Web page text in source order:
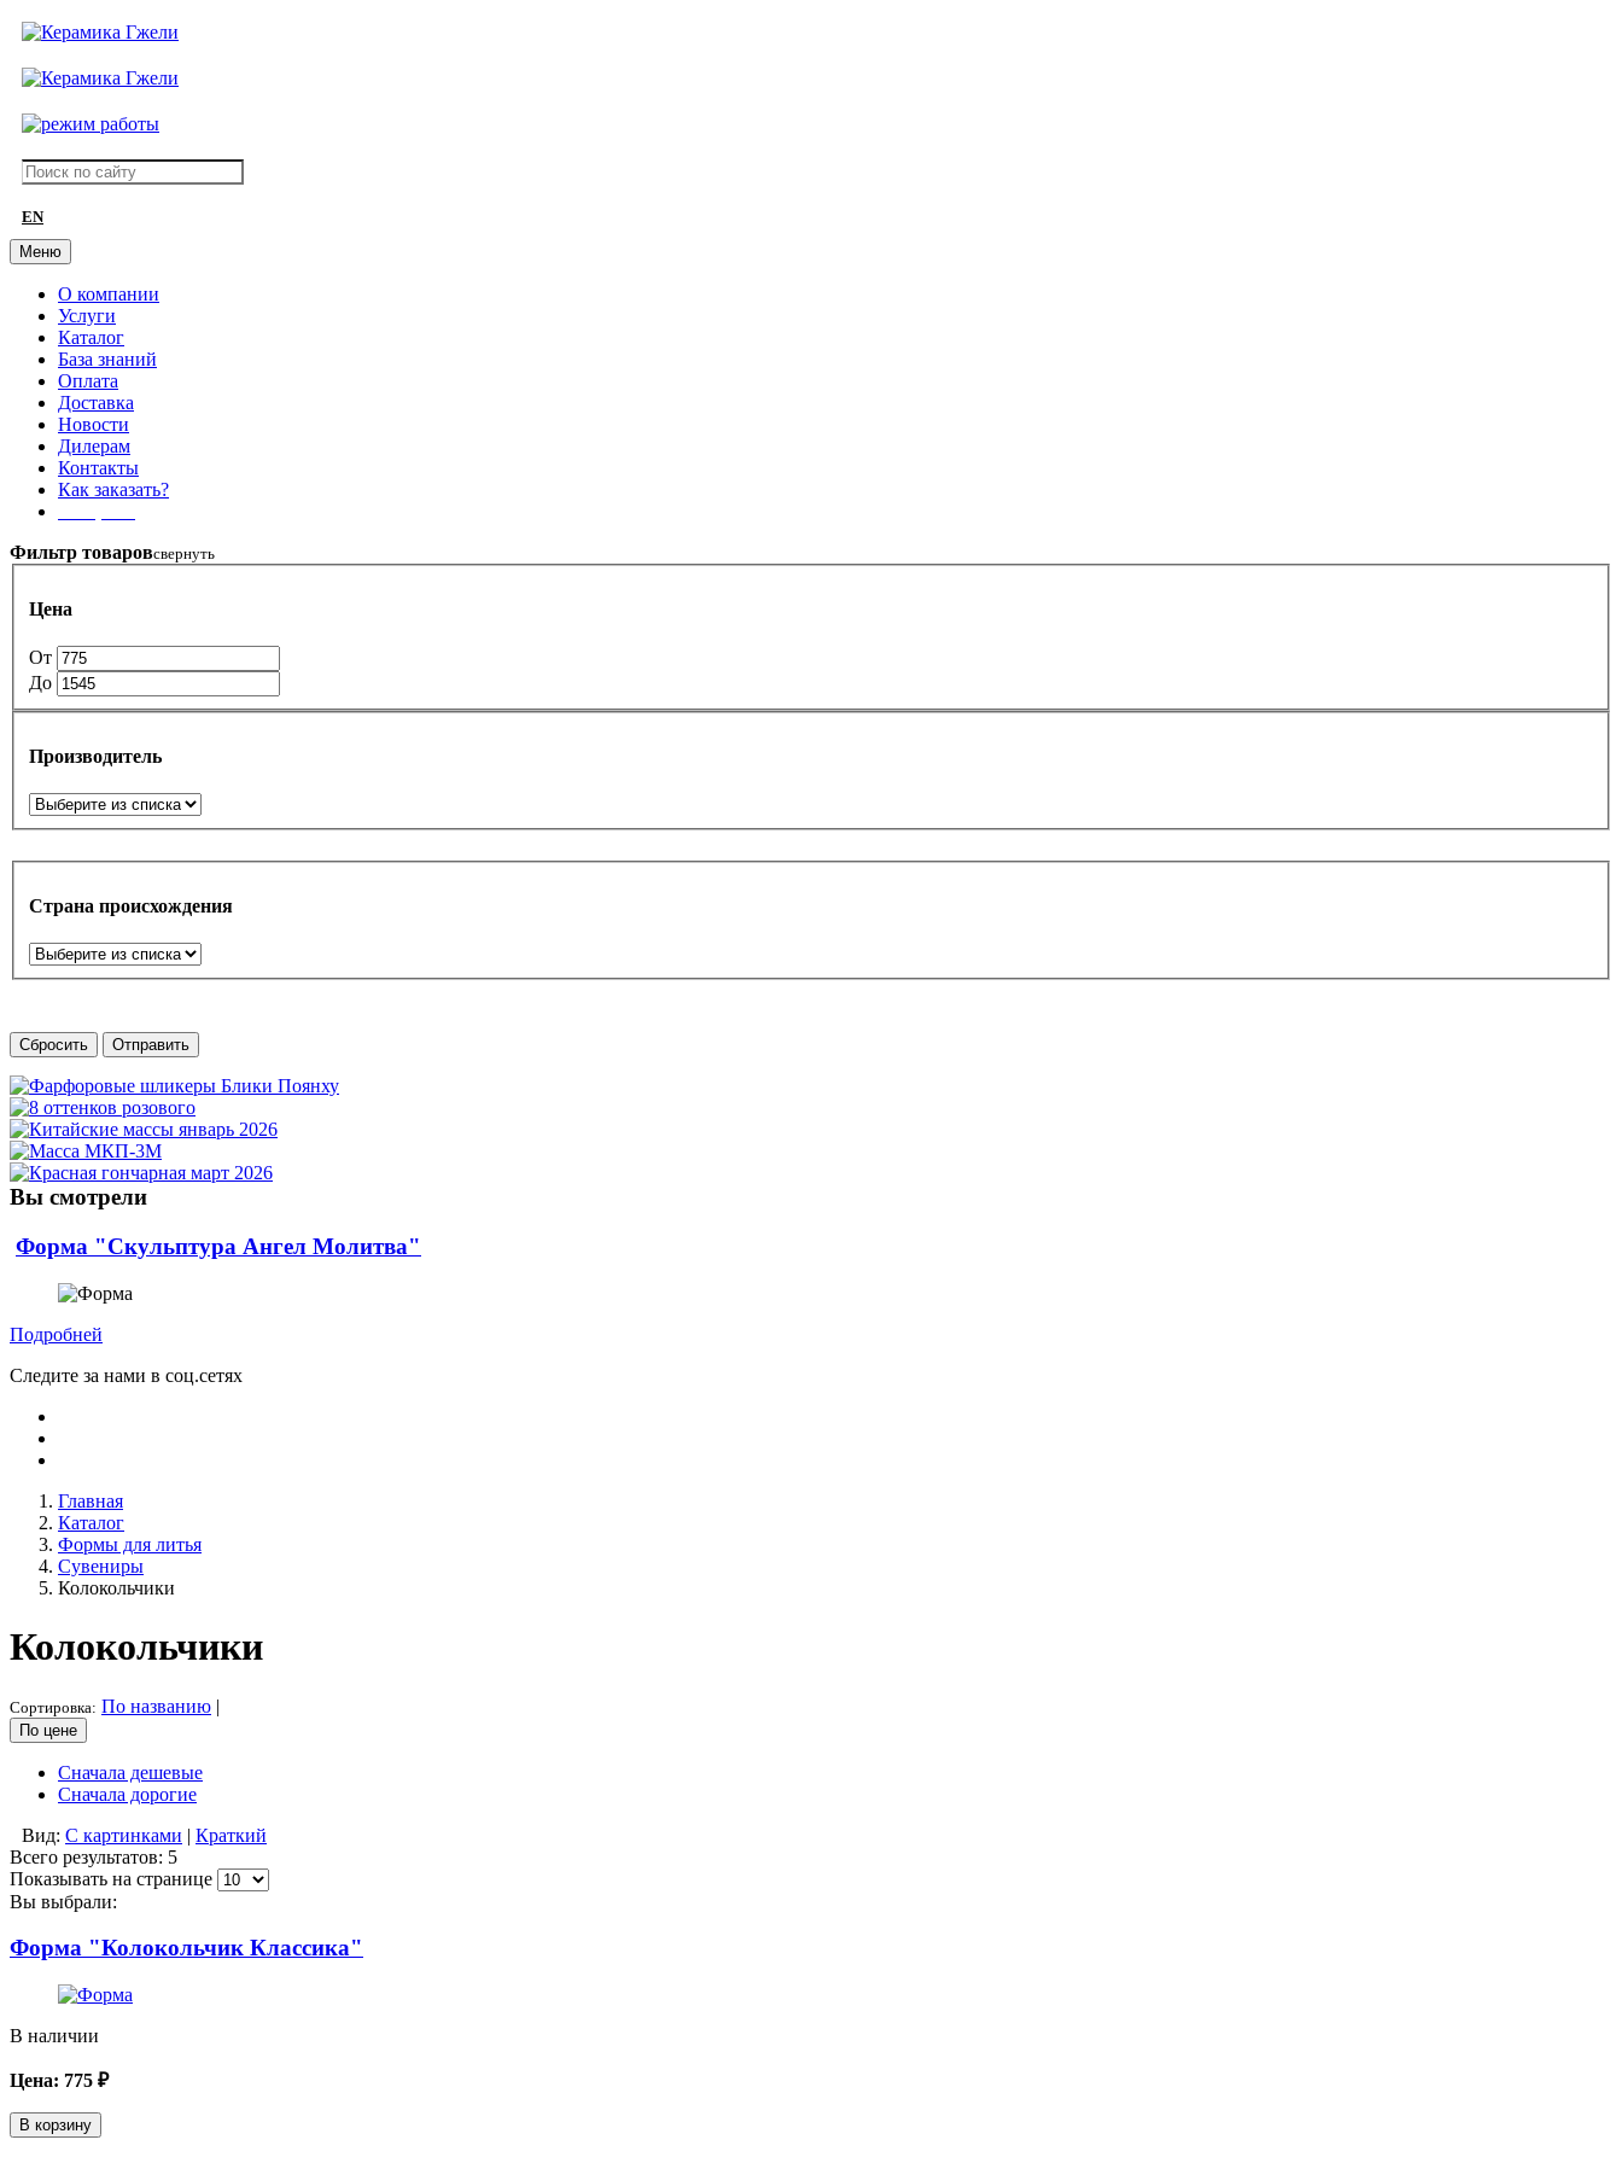
EN
Меню
О компании
Услуги
Каталог
База знаний
Оплата
Доставка
Новости
Дилерам
Контакты
Как заказать?
Фильтр товаровсвернуть
Цена
От
До
Производитель
Страна происхождения
Сбросить Отправить
Вы смотрели
Форма "Скульптура Ангел Молитва"
Подробней
Следите за нами в соц.сетях
Главная
Каталог
Формы для литья
Сувениры
Колокольчики
Колокольчики
Сортировка: По названию |
По цене
Сначала дешевые
Сначала дорогие
Вид: С картинками | Краткий
Всего результатов: 5
Показывать на странице
Вы выбрали:
Форма "Колокольчик Классика"
В наличии
Цена: 775 ₽
В корзину